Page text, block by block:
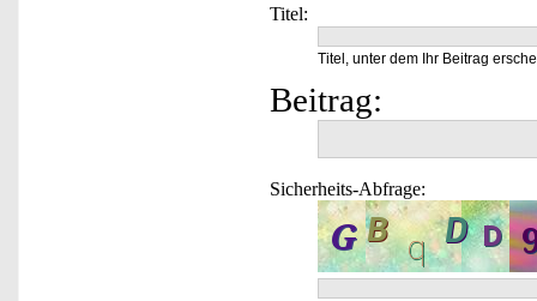
Titel:
Titel, unter dem Ihr Beitrag
Beitrag:
Sicherheits-Abfrage: